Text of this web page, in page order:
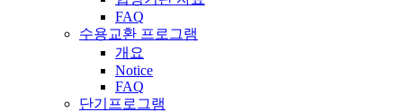
FAQ
수용교환 프로그램
개요
Notice
FAQ
단기프로그램